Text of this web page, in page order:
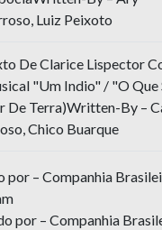
Luiz Peixoto
De Clarice Lispector
"Um Indio" / "O Que
De Terra)Written-By –
Chico Buarque
por – Companhia
por – Companhia